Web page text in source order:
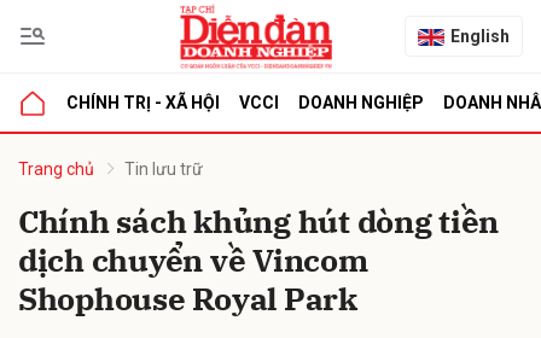
English
CHÍNH TRỊ - XÃ HỘI VCCI DOANH NGHIỆP DOANH
Trang chủ Tin lưu trữ
Chính sách khủng hút dòng tiền
dịch chuyển về Vincom
Shophouse Royal Park
luận